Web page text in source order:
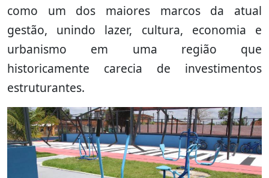
como um dos maiores marcos da atual
gestão, unindo lazer, cultura, economia e
urbanismo em uma região que
historicamente carecia de investimentos
estruturantes.